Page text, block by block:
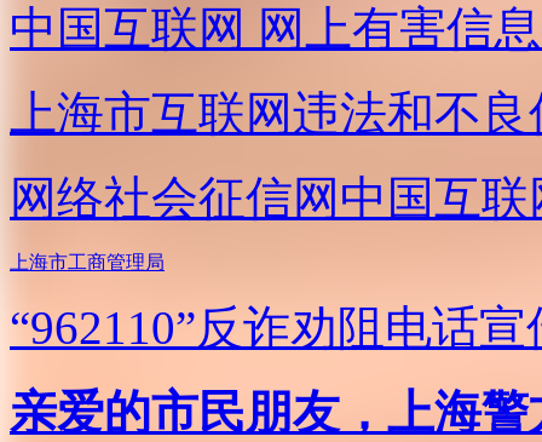
中国互联网 网上有害信
上海市互联网违法和不
网络社会征信网 中国互
上海市工商管理局
“962110”反诈劝阻电话宣
亲爱的市民朋友，上海